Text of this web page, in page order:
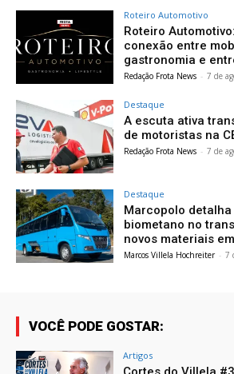
Roteiro Automotivo
Roteiro
conexão entre
gastronomia e
Redação Frota News - 7 de
Destaque
A escuta ativa
de motoristas na
Redação Frota News - 7 de
Destaque
Marcopolo detalha
biometano no
novos materiais
Marcos Villela Hochreiter - 7
VOCÊ PODE GOSTAR:
Artigos